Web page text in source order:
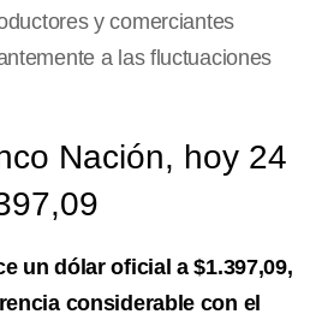
y comerciantes
a las fluctuaciones
Nación, hoy 24
un dólar oficial a $1.397,09,
considerable con el